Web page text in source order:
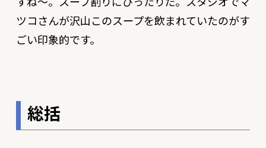
ツコさんが沢山このスープを飲まれていたのがす
ごい印象的です。
総括